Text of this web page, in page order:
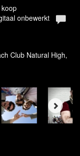
onbewerkt
Club Natural High,